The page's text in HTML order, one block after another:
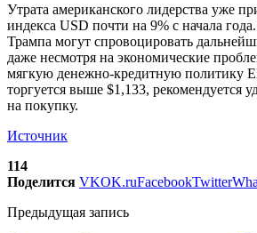
Утрата американского лидерства уже
индекса USD почти на 9% с начала
Трампа могут спровоцировать
даже несмотря на экономические
мягкую денежно-кредитную политику
торгуется выше $1,133, рекомендуется
на покупку.
Источник
114
Поделится VKOK.ruFacebookTwitter
Предыдущая запись